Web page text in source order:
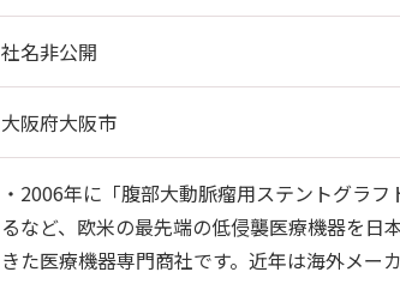
社名非公開
大阪府大阪市
・2006年に「腹部大動脈瘤用ステントグラ
るなど、欧米の最先端の低侵襲医療機器を日
きた医療機器専門商社です。近年は海外メー